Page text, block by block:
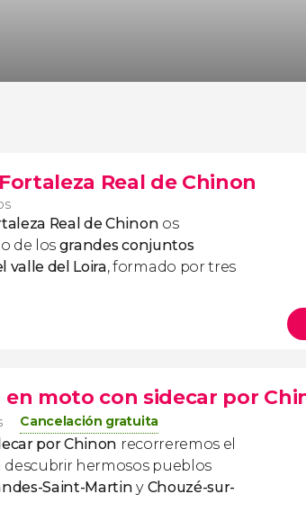
Real de Chinon
Real de Chinon os
de los grandes conjuntos
valle del Loira, formado por tres
moto con sidecar por
Cancelación gratuita
por Chinon recorreremos el
descubrir hermosos pueblos
Saint-Martin y Chouzé-sur-